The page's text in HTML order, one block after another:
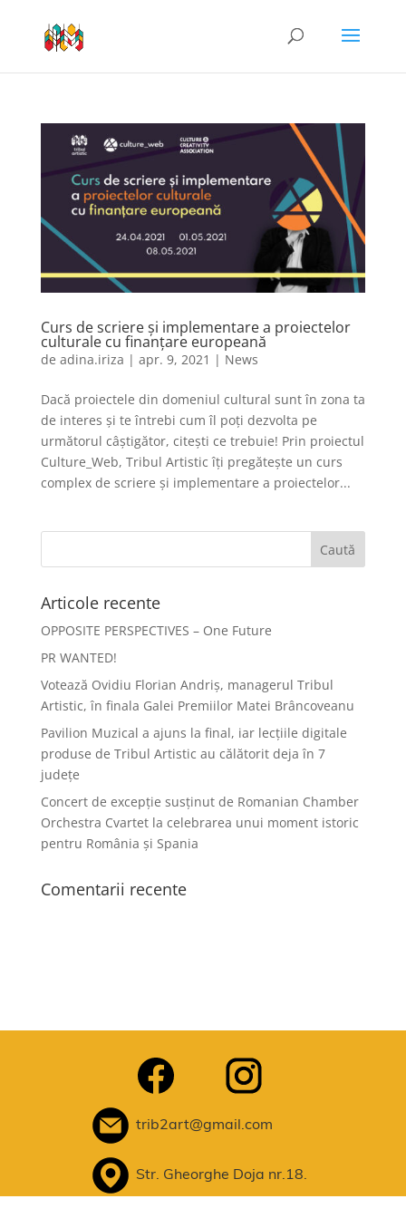
Curs de scriere și implementare a proiectelor
culturale cu finanțare europeană
de adina.iriza | apr. 9, 2021 | News
Dacă proiectele din domeniul cultural sunt în zona ta
de interes și te întrebi cum îl poți dezvolta pe
următorul câștigător, citești ce trebuie! Prin proiectul
Culture_Web, Tribul Artistic îți pregătește un curs
complex de scriere și implementare a proiectelor...
Articole recente
OPPOSITE PERSPECTIVES – One Future
PR WANTED!
Votează Ovidiu Florian Andriș, managerul Tribul
Artistic, în finala Galei Premiilor Matei Brâncoveanu
Pavilion Muzical a ajuns la final, iar lecțiile digitale
produse de Tribul Artistic au călătorit deja în 7
județe
Concert de excepție susținut de Romanian Chamber
Orchestra Cvartet la celebrarea unui moment istoric
pentru România și Spania
Comentarii recente
trib2art@gmail.com
Str. Gheorghe Doja nr.18.